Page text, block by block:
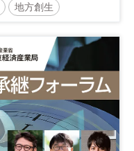
地方創生